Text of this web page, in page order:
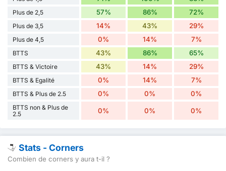
Plus de 2,5 57% 86% 72%
Plus de 3,5 14% 43% 29%
Plus de 4,5 0% 14% 7%
BTTS 43% 86% 65%
BTTS & Victoire 43% 14% 29%
BTTS & Egalité 0% 14% 7%
BTTS & Plus de 2.5 0% 0% 0%
BTTS non & Plus de
2.5
0% 0% 0%
Stats - Corners
Combien de corners y aura t-il ?